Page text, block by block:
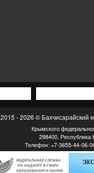
2015 - 2026 © Бахчисарайский
Крымского
298400, Республика
Телефон: +7-3655-44-06-